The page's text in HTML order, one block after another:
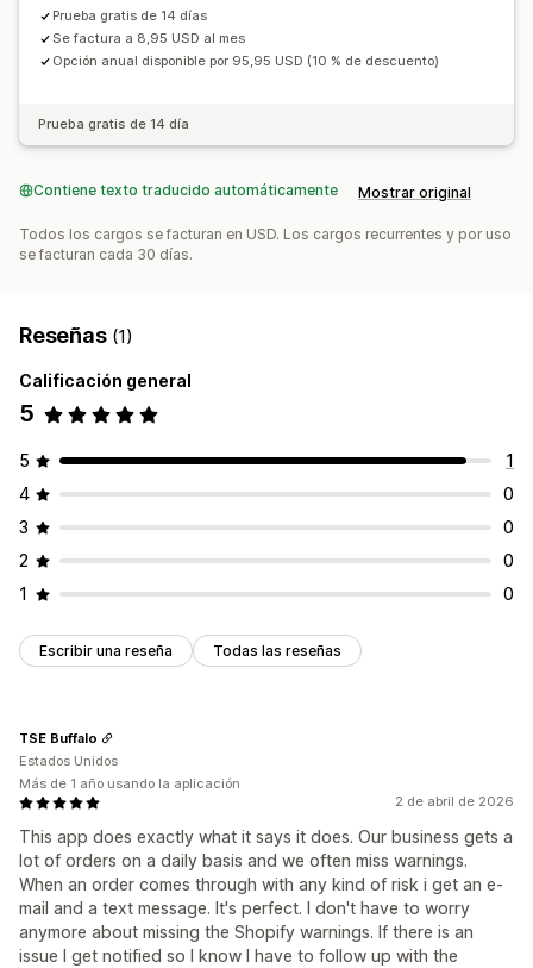
Prueba gratis de 14 días
Se factura a 8,95 USD al mes
Opción anual disponible por 95,95 USD (10 % de descuento)
Prueba gratis de 14 día
Contiene texto traducido automáticamente Mostrar original
Todos los cargos se facturan en USD. Los cargos recurrentes y por uso
se facturan cada 30 días.
Reseñas (1)
Calificación general
5
5
1
4
0
3
0
2
0
1
0
Escribir una reseña Todas las reseñas
2 de abril de 2026
This app does exactly what it says it does. Our business gets a
lot of orders on a daily basis and we often miss warnings.
When an order comes through with any kind of risk i get an e-
mail and a text message. It's perfect. I don't have to worry
anymore about missing the Shopify warnings. If there is an
issue I get notified so I know I have to follow up with the
TSE Buffalo
Estados Unidos
Más de 1 año usando la aplicación